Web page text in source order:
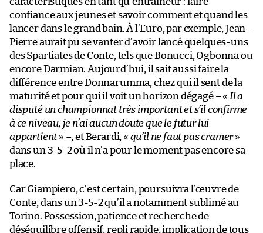
confiance aux jeunes et savoir comment et quand les
lancer dans le grand bain. À l’Euro, par exemple, Jean-
Pierre aurait pu se vanter d’avoir lancé quelques-uns
des Spartiates de Conte, tels que Bonucci, Ogbonna ou
encore Darmian. Aujourd’hui, il sait aussi faire la
différence entre Donnarumma, chez qui il sent de la
maturité et pour qui il voit un horizon dégagé – « Il a
disputé un championnat très important et s’il confirme
à ce niveau, je n’ai aucun doute que le futur lui
appartient» –, et Berardi, « qu’il ne faut pas cramer»
dans un 3-5-2 où il n’a pour le moment pas encore sa
place.
Car Giampiero, c’est certain, poursuivra l’œuvre de
Conte, dans un 3-5-2 qu’il a notamment sublimé au
Torino. Possession, patience et recherche de
déséquilibre offensif, repli rapide, implication de tous